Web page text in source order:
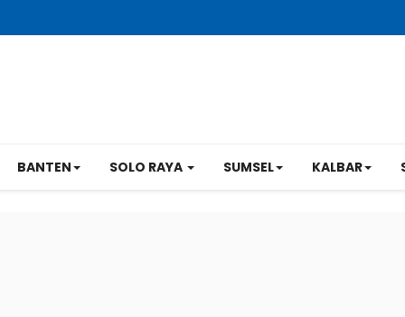
BANTEN SOLO RAYA SUMSEL KALBAR